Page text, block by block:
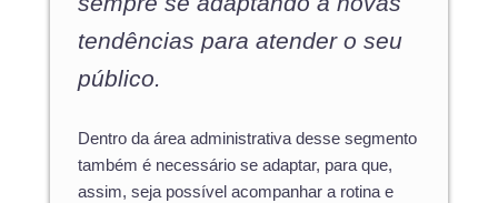
tendências para atender o seu
público.
Dentro da área administrativa desse segmento
também é necessário se adaptar, para que,
assim, seja possível acompanhar a rotina e